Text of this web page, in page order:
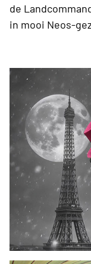
de
in mooi Neos-